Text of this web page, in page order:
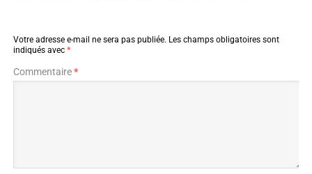
Votre adresse e-mail ne sera pas publiée. Les champs obligatoires sont
indiqués avec *
Commentaire*